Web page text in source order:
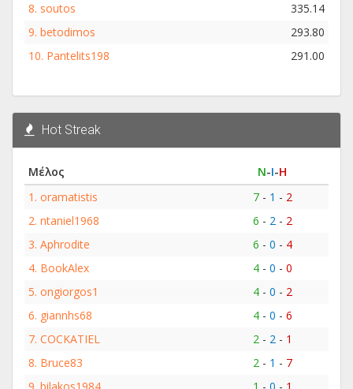
8. soutos
335.14
9. betodimos
293.80
10. Pantelits198 291.00
Hot Streak
Μέλος Ν-Ι-Η
1. oramatistis 7- 1 - 2
2. ntaniel1968 6 - 2- 2
3. Aphrodite 6 - 0 - 4
4. BookAlex 4- 0 - 0
5. ongiorgos1 4- 0 - 2
6. giannhs68 4- 0 - 6
7. COCKATIEL 2- 2- 1
8. Bruce83 2- 1 - 7